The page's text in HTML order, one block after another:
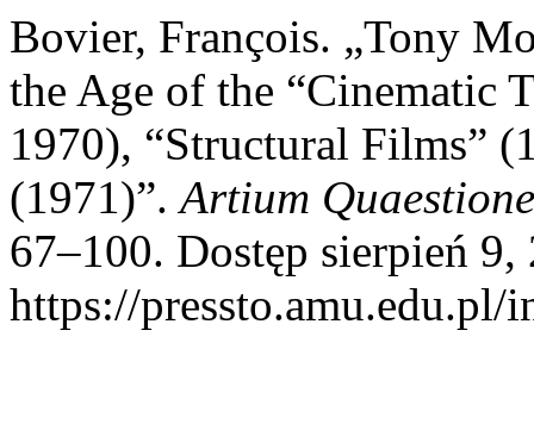
Bovier, François. „Tony
the Age of the “Cinematic
1970), “Structural Films”
(1971)”.Artium
67–100. Dostęp sierpień 9,
https://